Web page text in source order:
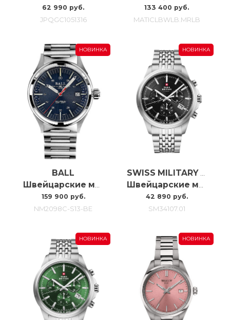
62 990 руб.
JPQGC1051316
133 400 руб.
MATICLBWLB.MRLB
НОВИНКА
BALL
Швейцарские мужские часы C автоподзаводом Ball Nightbreaker NM2098C-S13-BE
159 900 руб.
NM2098C-S13-BE
НОВИНКА
SWISS MILITARY BY CHRONO
Швейцарские мужские наручные часы с хронографом Swiss Military SM34107.01
42 890 руб.
SM34107.01
НОВИНКА НОВИНКА